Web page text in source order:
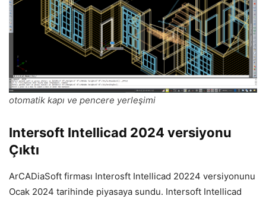
otomatik kapı ve pencere yerleşimi
Intersoft Intellicad 2024 versiyonu
Çıktı
ArCADiaSoft firması Interosft Intellicad 20224 versiyonunu
Ocak 2024 tarihinde piyasaya sundu. Intersoft Intellicad